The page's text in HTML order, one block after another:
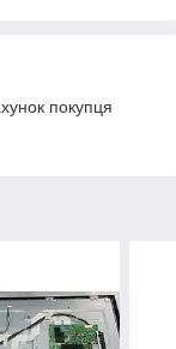
покупця